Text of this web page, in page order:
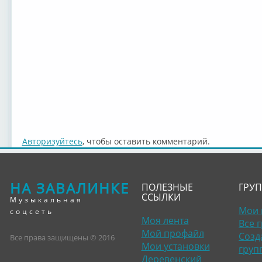
Авторизуйтесь, чтобы оставить комментарий.
НА ЗАВАЛИНКЕ
Музыкальная
соцсеть
Все права защищены © 2016
ПОЛЕЗНЫЕ
ССЫЛКИ
Моя лента
Мой профайл
Мои установки
Деревенский
Мои
Все